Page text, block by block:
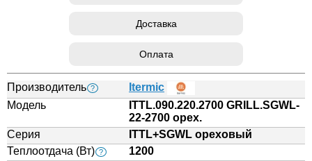
Доставка
Оплата
Производитель ?
Itermic
Модель
ITTL.090.220.2700 GRILL.SGWL-
22-2700 орех.
Серия
ITTL+SGWL ореховый
Теплоотдача (Вт) ?
1200